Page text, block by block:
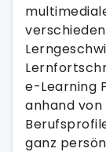
e-Learning
anhand von
ganz